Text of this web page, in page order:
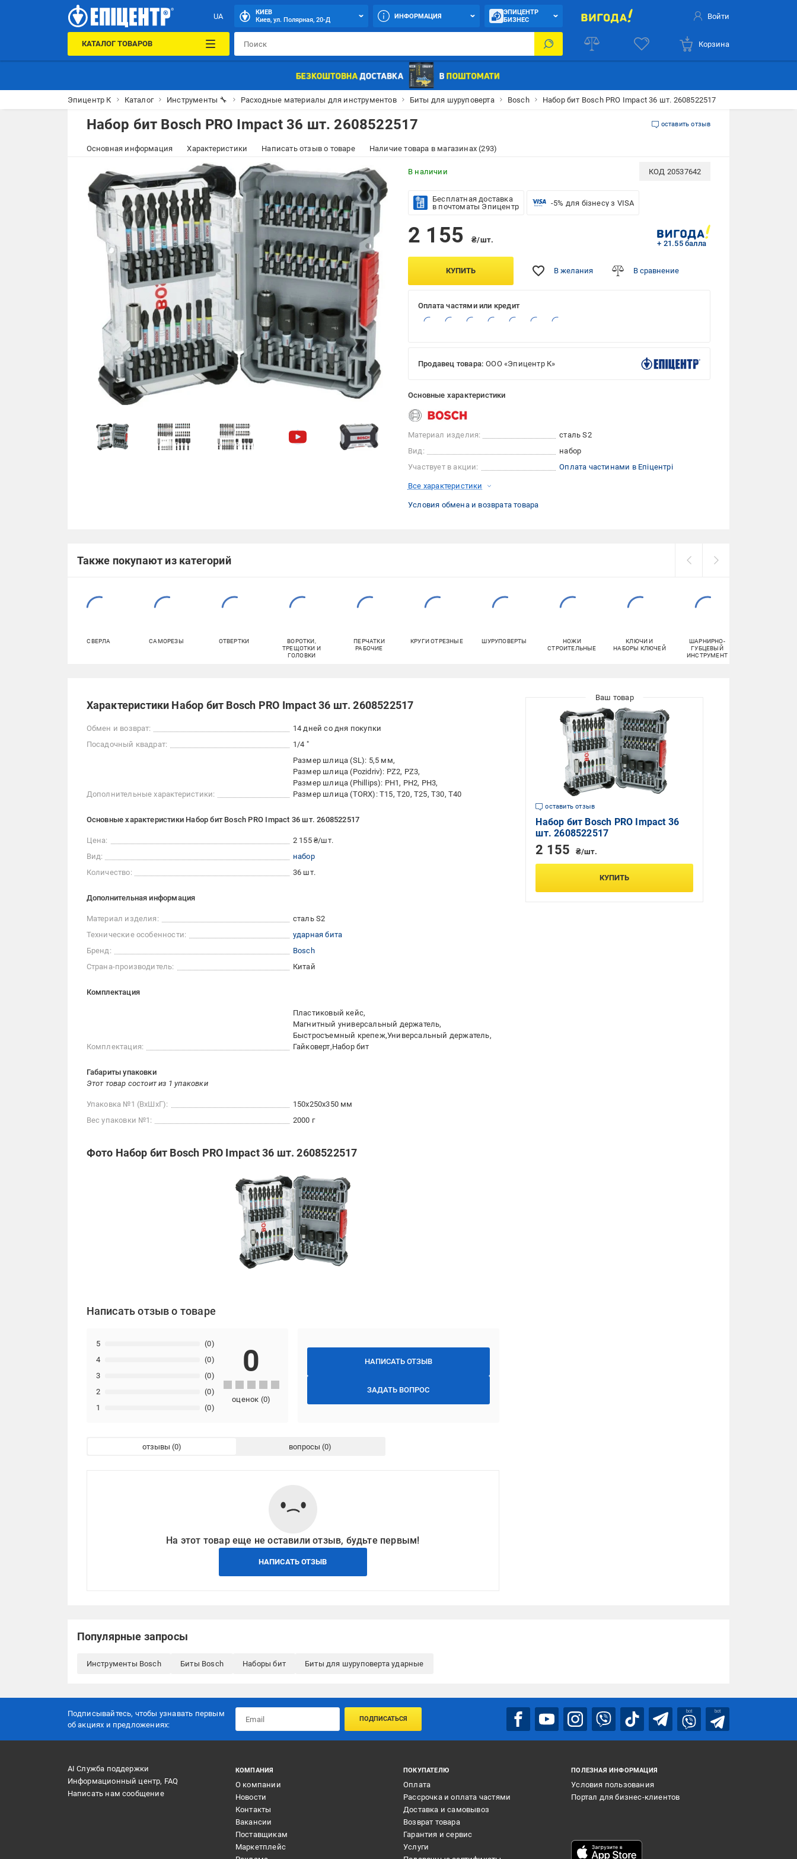
UA
КИЕВ
Киев, ул. Полярная, 20-Д
ИНФОРМАЦИЯ
ЭПИЦЕНТР
БИЗНЕС
Войти
КАТАЛОГ ТОВАРОВ Корзина
Эпицентр К Каталог Инструменты 🔧 Расходные материалы для инструментов Биты для шуруповерта Bosch Набор бит Bosch PRO Impact 36 шт. 2608522517
Набор бит Bosch PRO Impact 36 шт. 2608522517 оставить отзыв
Основная информация Характеристики Написать отзыв о товаре Наличие товара в магазинах (293)
В наличии КОД 20537642
Бесплатная доставка
в почтоматы Эпицентр
-5% для бізнесу з VISA
2 155 ₴/шт. + 21.55 балла
КУПИТЬ В желания В сравнение
Оплата частями или кредит
Продавец товара: ООО «Эпицентр К»
Основные характеристики
Материал изделия:
сталь S2
Вид:
набор
Участвует в акции:
Оплата частинами в Епіцентрі
Все характеристики
Условия обмена и возврата товара
Также покупают из категорий
СВЕРЛА САМОРЕЗЫ ОТВЕРТКИ
ВОРОТКИ,
ТРЕЩОТКИ И
ГОЛОВКИ
ПЕРЧАТКИ
РАБОЧИЕ
КРУГИ ОТРЕЗНЫЕ ШУРУПОВЕРТЫ
НОЖИ
СТРОИТЕЛЬНЫЕ
КЛЮЧИ И
НАБОРЫ КЛЮЧЕЙ
ШАРНИРНО-
ГУБЦЕВЫЙ
ИНСТРУМЕНТ
Характеристики Набор бит Bosch PRO Impact 36 шт. 2608522517
Обмен и возврат:
14 дней со дня покупки
Посадочный квадрат:
1/4 "
Дополнительные характеристики:
Размер шлица (SL): 5,5 мм
Размер шлица (Pozidriv): PZ2, PZ3
Размер шлица (Phillips): PH1, PH2, PH3
Размер шлица (TORX): T15, T20, T25, T30, T40
Основные характеристики Набор бит Bosch PRO Impact 36 шт. 2608522517
Цена:
2 155 ₴/шт.
Вид:
набор
Количество:
36 шт.
Дополнительная информация
Материал изделия:
сталь S2
Технические особенности:
ударная бита
Бренд:
Bosch
Страна-производитель:
Китай
Комплектация
Комплектация:
Пластиковый кейс
Магнитный универсальный держатель
Быстросъемный крепеж Универсальный держатель
Гайковерт Набор бит
Габариты упаковки
Этот товар состоит из 1 упаковки
Упаковка №1 (ВхШхГ):
150x250x350 мм
Вес упаковки №1:
2000 г
Фото Набор бит Bosch PRO Impact 36 шт. 2608522517
Написать отзыв о товаре
НАПИСАТЬ ОТЗЫВ
ЗАДАТЬ ВОПРОС
1 (0)
2 (0)
3 (0)
4 (0)
5 (0)
0
оценок (0)
отзывы вопросы
На этот товар еще не оставили отзыв, будьте первым!
НАПИСАТЬ ОТЗЫВ
оставить отзыв
Набор бит Bosch PRO Impact 36
шт. 2608522517
2 155 ₴/шт.
КУПИТЬ
Популярные запросы
Инструменты Bosch Биты Bosch Наборы бит Биты для шуруповерта ударные
Подписывайтесь, чтобы узнавать первым
об акцияx и предложениях:
ПОДПИСАТЬСЯ
bot bot
AI Служба поддержки
Информационный центр, FAQ
Написать нам сообщение
КОМПАНИЯ
О компании
Новости
Контакты
Вакансии
Поставщикам
Маркетплейс
ПОКУПАТЕЛЮ
Оплата
Рассрочка и оплата частями
Доставка и самовывоз
Возврат товара
Гарантия и сервис
Услуги
ПОЛЕЗНАЯ ИНФОРМАЦИЯ
Условия пользования
Портал для бизнес-клиентов